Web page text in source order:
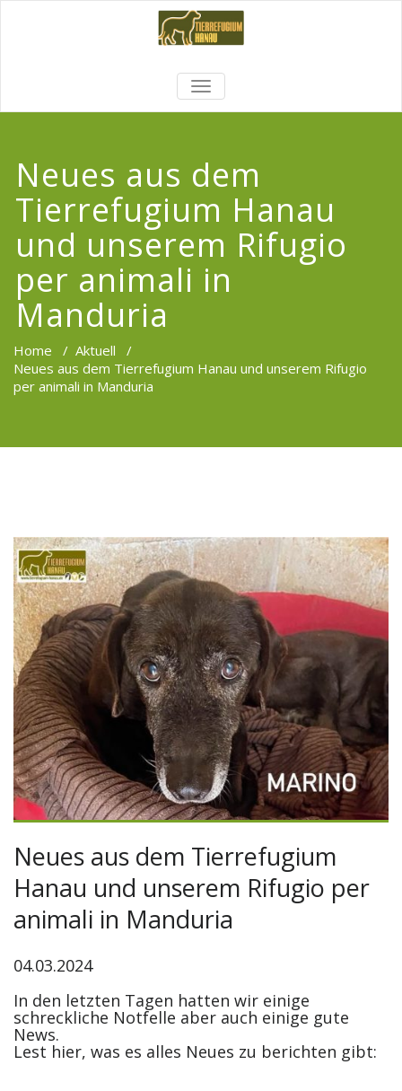
TOGGLE
NAVIGATION
Neues aus dem
Tierrefugium Hanau
und unserem Rifugio
per animali in
Manduria
Home / Aktuell /
Neues aus dem Tierrefugium Hanau und unserem Rifugio
per animali in Manduria
Neues aus dem Tierrefugium
Hanau und unserem Rifugio per
animali in Manduria
04.03.2024
In den letzten Tagen hatten wir einige
schreckliche Notfelle aber auch einige gute
News.
Lest hier, was es alles Neues zu berichten gibt: